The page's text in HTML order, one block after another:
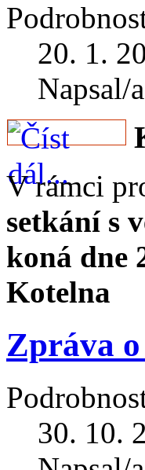
20. 1.
Napsal/
V rámci
setkání s
koná dne
Kotelna
Zpráva
30. 10.